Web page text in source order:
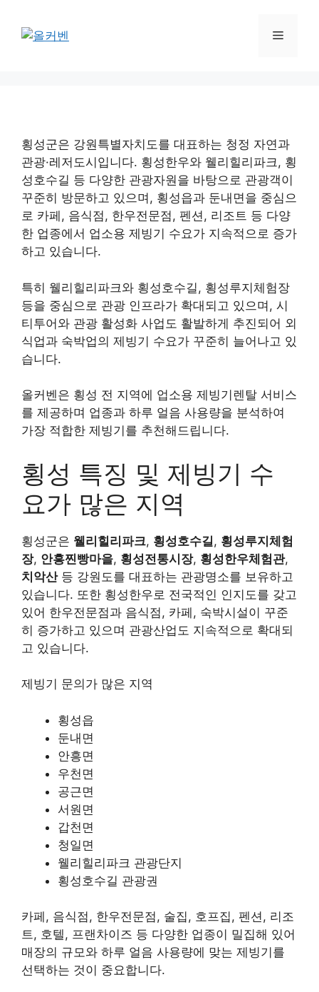
메
횡성군은 강원특별자치도를 대표하는 청정 자연과
관광·레저도시입니다. 횡성한우와 웰리힐리파크, 횡
성호수길 등 다양한 관광자원을 바탕으로 관광객이
꾸준히 방문하고 있으며, 횡성읍과 둔내면을 중심으
로 카페, 음식점, 한우전문점, 펜션, 리조트 등 다양
한 업종에서 업소용 제빙기 수요가 지속적으로 증가
하고 있습니다.
특히 웰리힐리파크와 횡성호수길, 횡성루지체험장
등을 중심으로 관광 인프라가 확대되고 있으며, 시
티투어와 관광 활성화 사업도 활발하게 추진되어 외
식업과 숙박업의 제빙기 수요가 꾸준히 늘어나고 있
습니다.
올커벤은 횡성 전 지역에 업소용 제빙기렌탈 서비스
를 제공하며 업종과 하루 얼음 사용량을 분석하여
가장 적합한 제빙기를 추천해드립니다.
횡성 특징 및 제빙기 수
요가 많은 지역
횡성군은 웰리힐리파크, 횡성호수길, 횡성루지체험
장, 안흥찐빵마을, 횡성전통시장, 횡성한우체험관,
치악산등 강원도를 대표하는 관광명소를 보유하고
있습니다. 또한 횡성한우로 전국적인 인지도를 갖고
있어 한우전문점과 음식점, 카페, 숙박시설이 꾸준
히 증가하고 있으며 관광산업도 지속적으로 확대되
고 있습니다.
제빙기 문의가 많은 지역
횡성읍
둔내면
안흥면
우천면
공근면
서원면
갑천면
청일면
웰리힐리파크 관광단지
횡성호수길 관광권
카페, 음식점, 한우전문점, 술집, 호프집, 펜션, 리조
트, 호텔, 프랜차이즈 등 다양한 업종이 밀집해 있어
매장의 규모와 하루 얼음 사용량에 맞는 제빙기를
선택하는 것이 중요합니다.